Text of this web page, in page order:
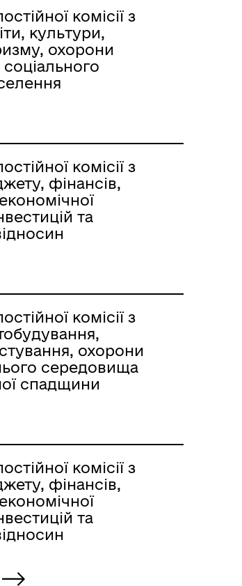
комісії з
культури,
охорони
соціального
комісії з
фінансів,
та
комісії з
охорони
середовища
спадщини
комісії з
фінансів,
та